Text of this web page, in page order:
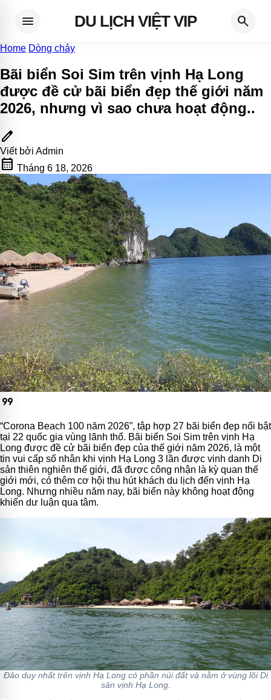
menu DU LỊCH VIỆT VIP search
Home Dòng chảy
Bãi biển Soi Sim trên vịnh Hạ Long
được đề cử bãi biển đẹp thế giới năm
2026, nhưng vì sao chưa hoạt động..
edit
Viết bởi Admin
calendar_month Tháng 6 18, 2026
format_quote
“Corona Beach 100 năm 2026”, tập hợp 27 bãi biển đẹp nổi bật
tại 22 quốc gia vùng lãnh thổ. Bãi biển Soi Sim trên vịnh Hạ
Long được đề cử bãi biển đẹp của thế giới năm 2026, là một
tin vui cấp số nhân khi vịnh Hạ Long 3 lần được vinh danh Di
sản thiên nghiên thế giới, đã được công nhận là kỳ quan thế
giới mới, có thêm cơ hội thu hút khách du lịch đến vịnh Hạ
Long. Nhưng nhiều năm nay, bãi biển này không hoạt động
khiến dư luận qua tâm.
Đảo duy nhất trên vịnh Hạ Long có phần núi đất và nằm ở vùng lõi Di
sản vịnh Hạ Long.